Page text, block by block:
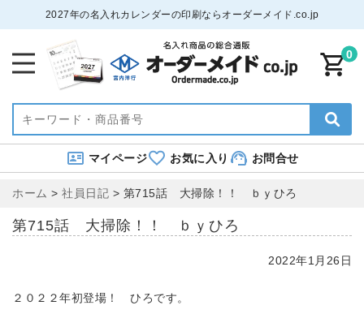
2027年の名入れカレンダーの印刷ならオーダーメイド.co.jp
0
マイページ お気に入り お問合せ
ホーム > 社員日記 > 第715話 大掃除！！ ｂｙひろ
第715話 大掃除！！ ｂｙひろ
2022年1月26日
２０２２年初登場！ ひろです。